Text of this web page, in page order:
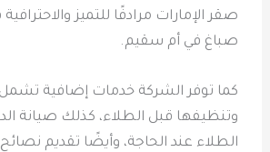
صقر الإمارات مرادفًا للتميز
صباغ في أم سقيم.
كما توفر الشركة خدمات إضافية
وتنظيفها قبل الطلاء، كذلك صيانة
الطلاء عند الحاجة، وأيضًا تقديم